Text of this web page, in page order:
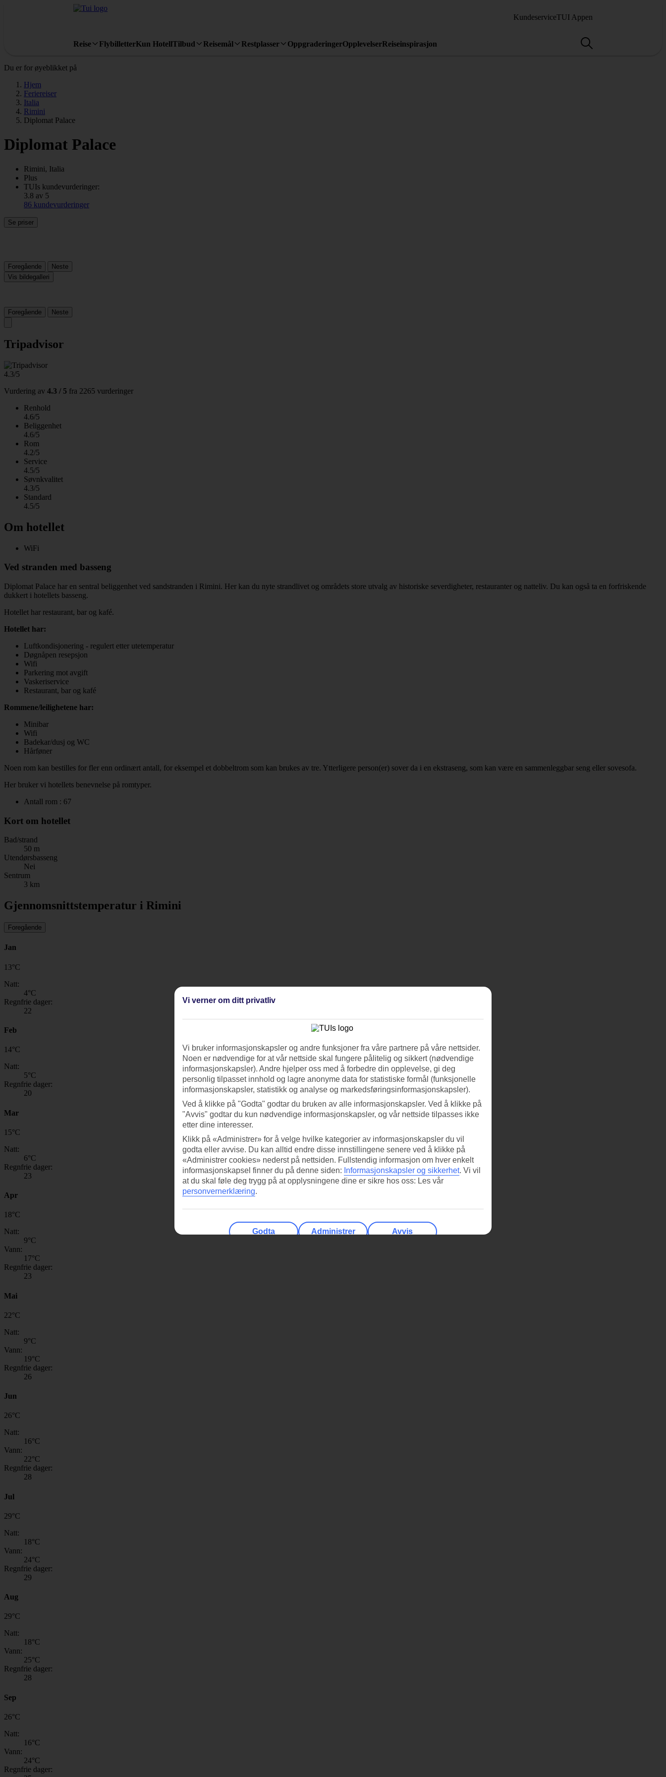
KundeserviceTUI Appen
Reise FlybilletterKun HotellTilbud Reisemål Restplasser OppgraderingerOpplevelserReiseinspirasjon
Du er for øyeblikket på
Hjem
Feriereiser
Italia
Rimini
Diplomat Palace
Diplomat Palace
Rimini, Italia
Plus
TUIs kundevurderinger:
3.8 av 5
86 kundevurderinger
Se priser
Foregående
Neste
Vis bildegalleri
Foregående Neste
Tripadvisor
4.3/5
Vurdering av 4.3 / 5 fra 2265 vurderinger
Renhold
4.6/5
Beliggenhet
4.6/5
Rom
4.2/5
Service
4.5/5
Søvnkvalitet
4.3/5
Standard
4.5/5
Om hotellet
WiFi
Ved stranden med basseng
Diplomat Palace har en sentral beliggenhet ved sandstranden i Rimini. Her kan du nyte strandlivet og områdets store utvalg av historiske severdigheter, restauranter og natteliv. Du kan også ta en forfriskende
dukkert i hotellets basseng.
Hotellet har restaurant, bar og kafé.
Hotellet har:
Luftkondisjonering - regulert etter utetemperatur
Døgnåpen resepsjon
Wifi
Parkering mot avgift
Vaskeriservice
Restaurant, bar og kafé
Rommene/leilighetene har:
Minibar
Wifi
Badekar/dusj og WC
Hårføner
Noen rom kan bestilles for fler enn ordinært antall, for eksempel et dobbeltrom som kan brukes av tre. Ytterligere person(er) sover da i en ekstraseng, som kan være en sammenleggbar seng eller sovesofa.
Her bruker vi hotellets benevnelse på romtyper.
Antall rom : 67
Kort om hotellet
Bad/strand
50 m
Utendørsbasseng
Nei
Sentrum
3 km
Gjennomsnittstemperatur i Rimini
Foregående
Jan
13°C
Natt:
4°C
Regnfrie dager:
22
Feb
14°C
Natt:
5°C
Regnfrie dager:
20
Mar
15°C
Natt:
6°C
Regnfrie dager:
23
Apr
18°C
Natt:
9°C
Vann:
17°C
Regnfrie dager:
23
Mai
22°C
Natt:
9°C
Vann:
19°C
Regnfrie dager:
26
Jun
26°C
Natt:
16°C
Vann:
22°C
Regnfrie dager:
28
Jul
29°C
Natt:
18°C
Vann:
24°C
Regnfrie dager:
29
Aug
29°C
Natt:
18°C
Vann:
25°C
Regnfrie dager:
28
Sep
26°C
Natt:
16°C
Vann:
24°C
Regnfrie dager:
Vi verner om ditt privatliv
Vi bruker informasjonskapsler og andre funksjoner fra våre partnere på våre nettsider.
Noen er nødvendige for at vår nettside skal fungere pålitelig og sikkert (nødvendige
informasjonskapsler). Andre hjelper oss med å forbedre din opplevelse, gi deg
personlig tilpasset innhold og lagre anonyme data for statistiske formål (funksjonelle
informasjonskapsler, statistikk og analyse og markedsføringsinformasjonskapsler).
Ved å klikke på "Godta" godtar du bruken av alle informasjonskapsler. Ved å klikke på
"Avvis" godtar du kun nødvendige informasjonskapsler, og vår nettside tilpasses ikke
etter dine interesser.
Klikk på «Administrer» for å velge hvilke kategorier av informasjonskapsler du vil
godta eller avvise. Du kan alltid endre disse innstillingene senere ved å klikke på
«Administrer cookies» nederst på nettsiden. Fullstendig informasjon om hver enkelt
informasjonskapsel finner du på denne siden: Informasjonskapsler og sikkerhet. Vi vil
at du skal føle deg trygg på at opplysningene dine er sikre hos oss: Les vår
personvernerklæring.
Godta Administrer Avvis